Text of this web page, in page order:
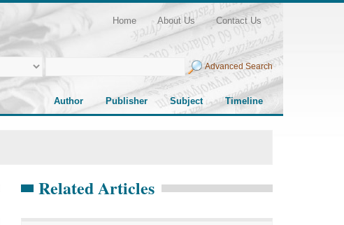
Home About Us Contact Us
Advanced Search
Author Publisher Subject Timeline
Related Articles